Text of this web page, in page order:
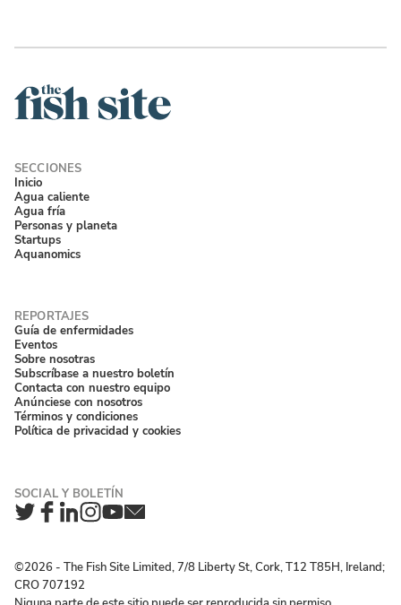
Inicio
Agua caliente
Agua fría
Personas y planeta
Startups
Aquanomics
Guía de enfermidades
Eventos
Sobre nosotras
Subscríbase a nuestro boletín
Contacta con nuestro equipo
Anúnciese con nosotros
Términos y condiciones
Política de privacidad y cookies
Twitter
Facebook
LinkedIn
Instagram
YouTube
Newsletter
©2026 ‐ The Fish Site Limited, 7/8 Liberty St, Cork, T12 T85H, Ireland;
CRO 707192